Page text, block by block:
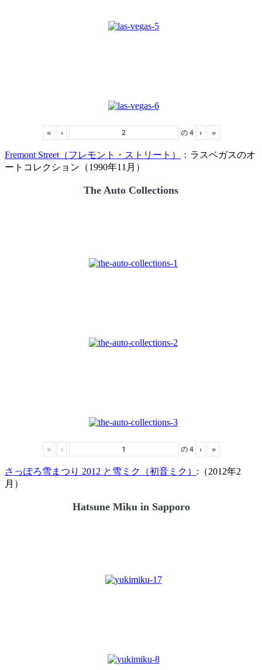
« ‹ の4 › »
Fremont Street（フレモント・ストリート）
：ラスベガスのオ
ートコレクション（1990年11月）
The Auto Collections
« ‹ の4 › »
さっぽろ雪まつり 2012 と雪ミク（初音ミク） :（2012年2
月）
Hatsune Miku in Sapporo